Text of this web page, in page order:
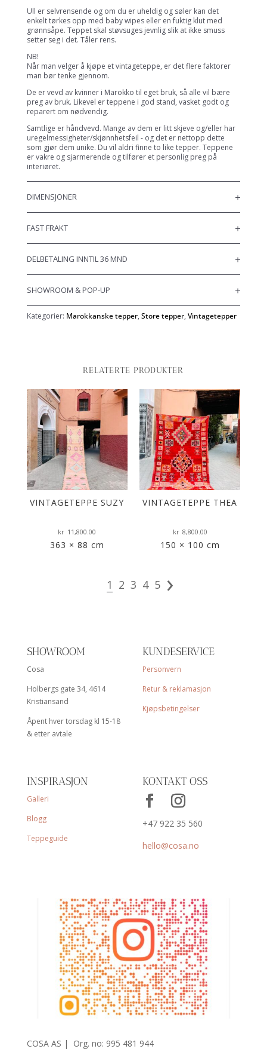
Ull er selvrensende og om du er uheldig og søler kan det
enkelt tørkes opp med baby wipes eller en fuktig klut med
grønnsåpe. Teppet skal støvsuges jevnlig slik at ikke smuss
setter seg i det. Tåler rens.
NB!
Når man velger å kjøpe et vintageteppe, er det flere faktorer
man bør tenke gjennom.
De er vevd av kvinner i Marokko til eget bruk, så alle vil bære
preg av bruk. Likevel er teppene i god stand, vasket godt og
reparert om nødvendig.
Samtlige er håndvevd. Mange av dem er litt skjeve og/eller har
uregelmessigheter/skjønnhetsfeil - og det er nettopp dette
som gjør dem unike. Du vil aldri finne to like tepper. Teppene
er vakre og sjarmerende og tilfører et personlig preg på
interiøret.
DIMENSJONER
FAST FRAKT
DELBETALING INNTIL 36 MND
SHOWROOM & POP-UP
Kategorier: Marokkanske tepper, Store tepper, Vintagetepper
RELATERTE PRODUKTER
VINTAGETEPPE SUZY
kr 11,800.00
363 × 88 cm
VINTAGETEPPE THEA
kr 8,800.00
150 × 100 cm
›
1 2 3 4 5
SHOWROOM
Cosa
Holbergs gate 34, 4614
Kristiansand
Åpent hver torsdag kl 15-18
& etter avtale
KUNDESERVICE
Personvern
Retur & reklamasjon
Kjøpsbetingelser
INSPIRASJON
Galleri
Blogg
Teppeguide
KONTAKT OSS
+47 922 35 560
hello@cosa.no
COSA AS | Org. no: 995 481 944